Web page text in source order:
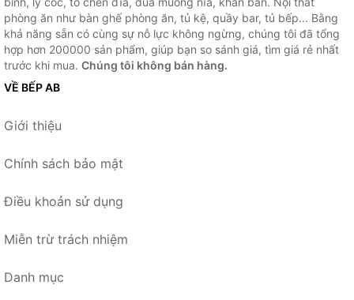
phòng ăn như bàn ghế phòng ăn, tủ kệ, quầy bar, tủ bếp... Bằng
khả năng sẵn có cùng sự nỗ lực không ngừng, chúng tôi đã tổng
hợp hơn 200000 sản phẩm, giúp bạn so sánh giá, tìm giá rẻ nhất
trước khi mua. Chúng tôi không bán hàng.
VỀ BẾP AB
Giới thiệu
Chính sách bảo mật
Điều khoản sử dụng
Miễn trừ trách nhiệm
Danh mục